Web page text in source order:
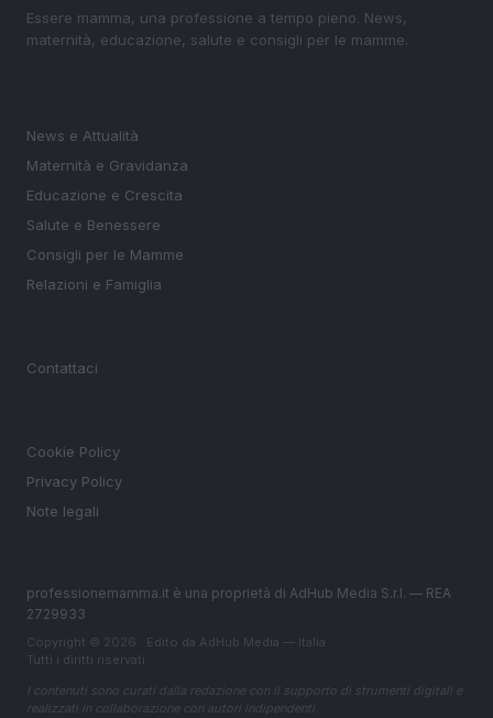
Essere mamma, una professione a tempo pieno. News,
maternità, educazione, salute e consigli per le mamme.
News e Attualità
Maternità e Gravidanza
Educazione e Crescita
Salute e Benessere
Consigli per le Mamme
Relazioni e Famiglia
Contattaci
Cookie Policy
Privacy Policy
Note legali
professionemamma.it è una proprietà di AdHub Media S.r.l. — REA
2729933
Copyright © 2026 · Edito da AdHub Media — Italia
Tutti i diritti riservati
I contenuti sono curati dalla redazione con il supporto di strumenti digitali e
realizzati in collaborazione con autori indipendenti.